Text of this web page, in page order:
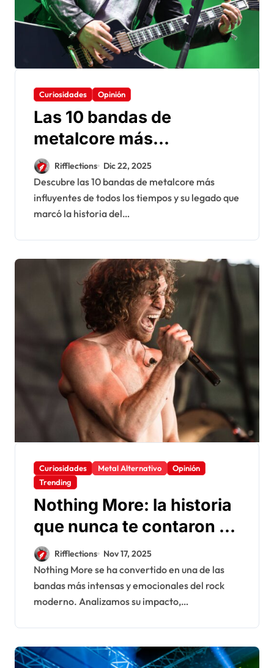
Curiosidades Opinión
Las 10 bandas de
metalcore más
influyentes de todos los
tiempos
Rifflections Dic 22, 2025
Descubre las 10 bandas de metalcore más
influyentes de todos los tiempos y su legado que
marcó la historia del…
Curiosidades Metal Alternativo
Opinión
Trending
Nothing More: la historia
que nunca te contaron y
por qué siguen siendo la
banda más infravalorada
del rock moderno
Rifflections Nov 17, 2025
Nothing More se ha convertido en una de las
bandas más intensas y emocionales del rock
moderno. Analizamos su impacto,…